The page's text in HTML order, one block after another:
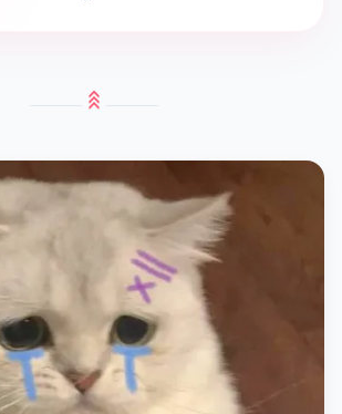
stat_3